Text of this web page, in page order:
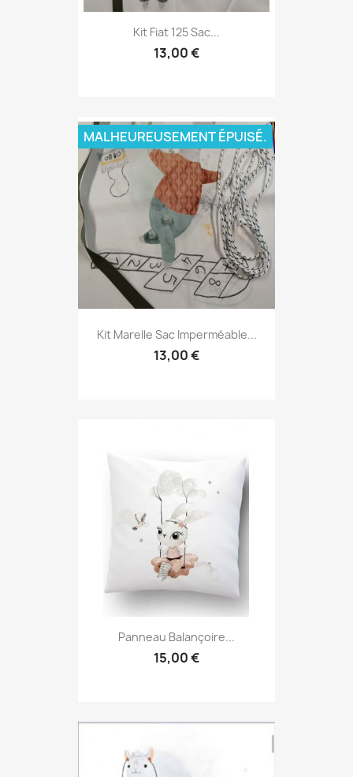
Kit Fiat 125 Sac...
13,00 €
Kit Marelle Sac Imperméable...
13,00 €
MALHEUREUSEMENT ÉPUISÉ.
Panneau Balançoire...
15,00 €